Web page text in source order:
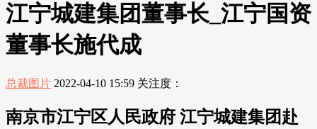
江宁城建集团董事长_江宁国资
董事长施代成
总裁图片 2022-04-10 15:59 关注度：
南京市江宁区人民政府 江宁城建集团赴